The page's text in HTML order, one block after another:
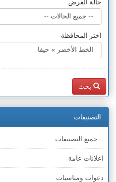
حالة الغرض
اختر المحافظة
بحث
التصنيفات
.. جميع التصنيفات ..
اعلانات عامة
دعوات ومناسبات